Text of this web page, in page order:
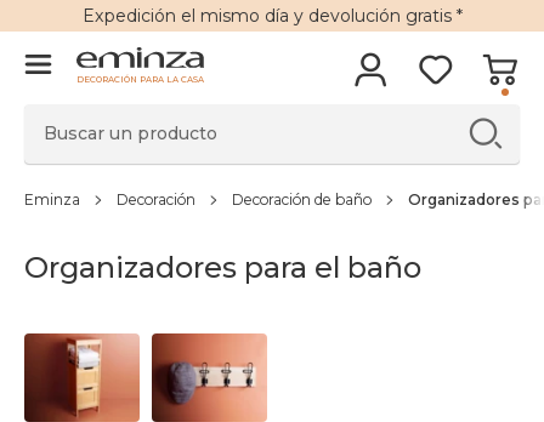
Expedición el mismo día y devolución gratis*
DECORACIÓN PARA LA CASA
Eminza Decoración Decoración de baño Organizadores
Organizadores para el baño